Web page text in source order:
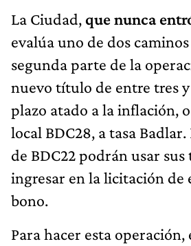
La Ciudad, que nunca
evalúa uno de dos
segunda parte de la
nuevo título de entre tres y
plazo atado a la inflación,
local BDC28, a tasa
de BDC22 podrán usar
ingresar en la licitación de
bono.
Para hacer esta